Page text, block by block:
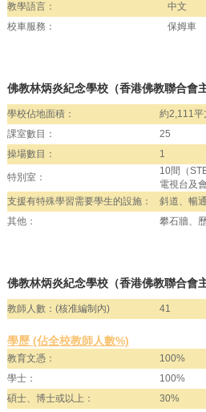
教學語言：
中文
校車服務：
保姆車
佛教林炳炎紀念學校（香港佛教聯合會
學校佔地面積：
約2,111平
課室數目：
25
操場數目：
1
特別室：
10間（
電視台及
支援有特殊學習需要學生的設施：
斜道、暢
其他：
攀石牆、
佛教林炳炎紀念學校（香港佛教聯合會
教師人數：(核准編制內) 41
學歷 (佔全校教師人數%)
教育文憑：
100%
學士：
100%
碩士、博士或以上：
30%